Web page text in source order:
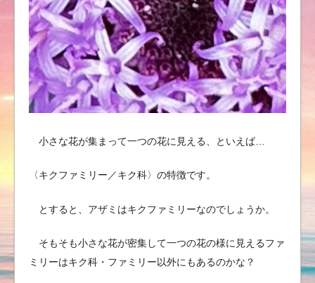
小さな花が集まって一つの花に見える、といえば…
〈キクファミリー／キク科〉の特徴です。
とすると、アザミはキクファミリーなのでしょうか。
そもそも小さな花が密集して一つの花の様に見えるファ
ミリーはキク科・ファミリー以外にもあるのかな？